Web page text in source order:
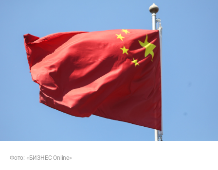
Фото: «БИЗНЕС Online»